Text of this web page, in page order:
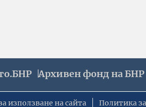
Архивен фонд на БНР
използване на сайта Политика